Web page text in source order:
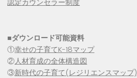
認定カウンセラー制度
■ダウンロード可能資料
①幸せの子育てK-18マップ
②人材育成の全体構造図
③新時代の子育て(レジリエンスマップ)